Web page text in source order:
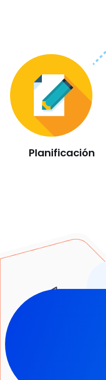
Planificación